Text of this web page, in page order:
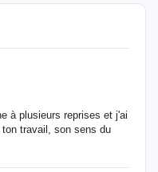
à plusieurs reprises et j'ai
travail, son sens du